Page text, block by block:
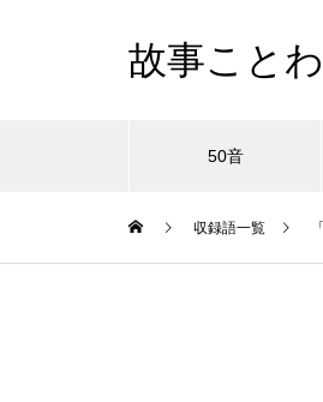
故事こと
50音
収録語一覧